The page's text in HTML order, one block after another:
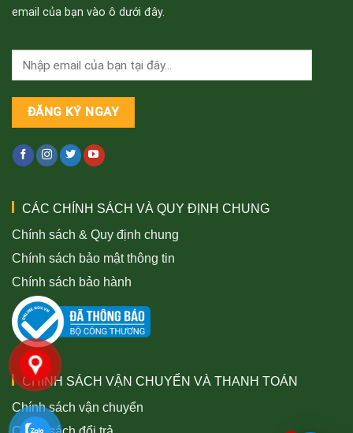
email của bạn vào ô dưới đây.
CÁC CHÍNH SÁCH VÀ QUY ĐỊNH CHUNG
Chính sách & Quy định chung
Chính sách bảo mật thông tin
Chính sách bảo hành
CHÍNH SÁCH VẬN CHUYỂN VÀ THANH TOÁN
Chính sách vận chuyển